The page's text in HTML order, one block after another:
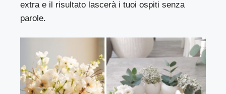
extra e il risultato lascerà i tuoi ospiti senza
parole.